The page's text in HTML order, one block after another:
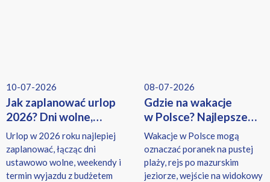
10-07-2026
Jak zaplanować urlop
2026? Dni wolne,
kierunki warte uwagi
i bezpieczeństwo
Urlop w 2026 roku najlepiej
zaplanować, łącząc dni
ustawowo wolne, weekendy i
termin wyjazdu z budżetem
08-07-2026
Gdzie na wakacje
w Polsce? Najlepsze
miejsca na urlop
Wakacje w Polsce mogą
oznaczać poranek na pustej
plaży, rejs po mazurskim
jeziorze, wejście na widokowy